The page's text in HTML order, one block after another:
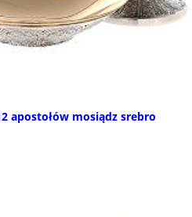
apostołów mosiądz srebro